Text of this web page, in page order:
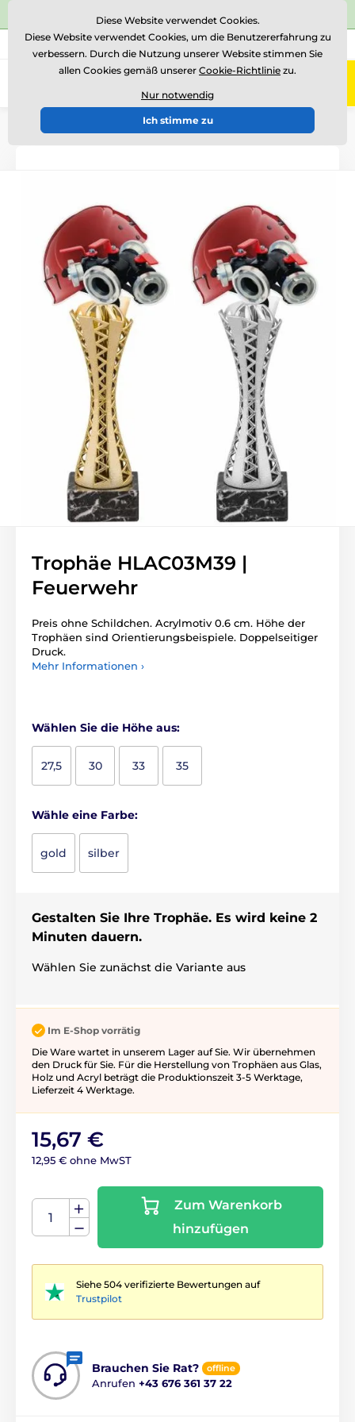
⭐Siehe 504 verifizierte Bewertungen auf
Rufen Sie uns an (Mo-Fr 15-18) +43 676 361 37 22
0
Einführung Acryltrophäen
Trophäe HLAC03M39 |
Feuerwehr
Preis ohne Schildchen. Acrylmotiv 0.6 cm. Höhe der
Trophäen sind Orientierungsbeispiele. Doppelseitiger
Druck.
Mehr Informationen ›
Wählen Sie die Höhe aus:
27,5 30 33 35
Wähle eine Farbe:
gold silber
Gestalten Sie Ihre Trophäe. Es wird keine 2
Minuten dauern.
Wählen Sie zunächst die Variante aus
Im E-Shop vorrätig
Die Ware wartet in unserem Lager auf Sie. Wir übernehmen
den Druck für Sie. Für die Herstellung von Trophäen aus Glas,
Holz und Acryl beträgt die Produktionszeit 3-5 ​​Werktage,
Lieferzeit 4 Werktage.
15,67 €
12,95 € ohne MwST
Zum Warenkorb
hinzufügen
Siehe 504 verifizierte Bewertungen auf
Trustpilot
Brauchen Sie Rat? offline
Anrufen +43 676 361 37 22
Diese Website verwendet Cookies.
Diese Website verwendet Cookies, um die Benutzererfahrung zu
verbessern. Durch die Nutzung unserer Website stimmen Sie
allen Cookies gemäß unserer Cookie-Richtlinie zu.
Nur notwendig
Ich stimme zu